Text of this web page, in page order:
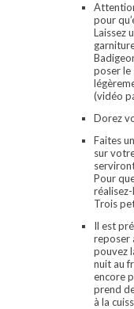
pour
Laissez
poser le
(vidéo
Dorez
Faites
sur
Pour
Trois
Il est
reposer
pouvez
nuit au
encore
prend
à la